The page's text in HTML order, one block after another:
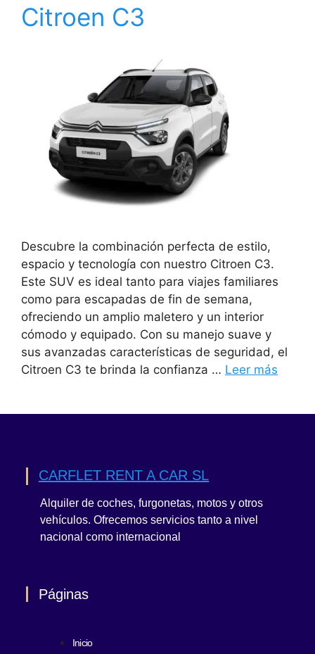
Citroen C3
Descubre la combinación perfecta de estilo,
espacio y tecnología con nuestro Citroen C3.
Este SUV es ideal tanto para viajes familiares
como para escapadas de fin de semana,
ofreciendo un amplio maletero y un interior
cómodo y equipado. Con su manejo suave y
sus avanzadas características de seguridad, el
Citroen C3 te brinda la confianza … Leer más
CARFLET RENT A CAR SL
Alquiler de coches, furgonetas, motos y otros
vehículos. Ofrecemos servicios tanto a nivel
nacional como internacional
Páginas
Inicio